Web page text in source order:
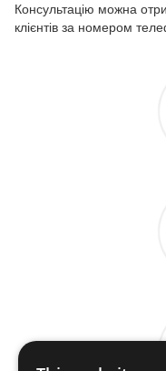
Консультацію можна
клієнтів за номером